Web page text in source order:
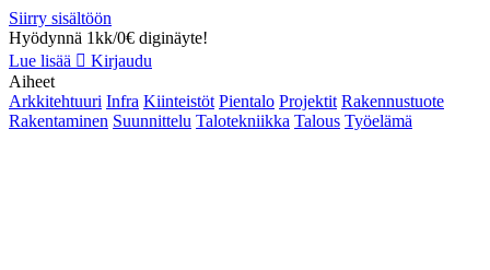
Siirry sisältöön
Hyödynnä 1kk/0€ diginäyte!
Lue lisää
Kirjaudu
Aiheet
Arkkitehtuuri Infra Kiinteistöt Pientalo Projektit Rakennustuote
Rakentaminen Suunnittelu Talotekniikka Talous Työelämä